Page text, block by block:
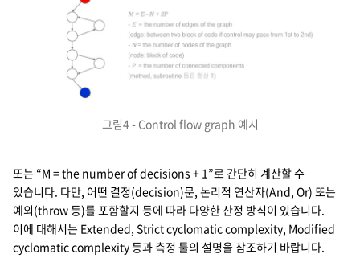
그림4 - Control flow graph 예시
또는 “M = the number of decisions + 1”로 간단히 계산할 수
있습니다. 다만, 어떤 결정(decision)문, 논리적 연산자(And, Or) 또는
예외(throw 등)를 포함할지 등에 따라 다양한 산정 방식이 있습니다.
이에 대해서는 Extended, Strict cyclomatic complexity, Modified
cyclomatic complexity 등과 측정 툴의 설명을 참조하기 바랍니다.